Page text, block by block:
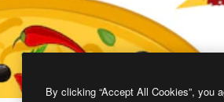
By clicking “Accept All Cookies”, you